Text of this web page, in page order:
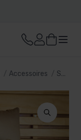
Accessoires Sauna set